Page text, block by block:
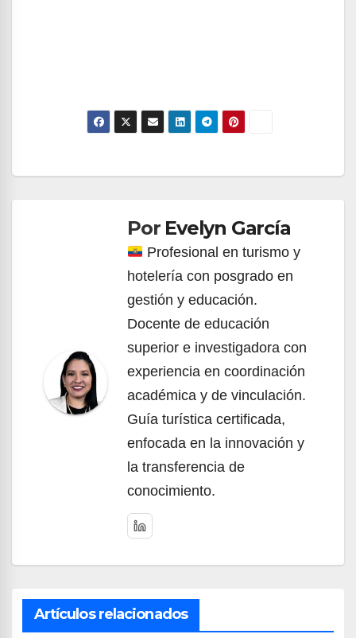
Navegación
entradasPor Evelyn García
Profesional en turismo y
hotelería con posgrado en
gestión y educación.
Docente de educación
superior e investigadora con
experiencia en coordinación
académica y de vinculación.
Guía turística certificada,
enfocada en la innovación y
la transferencia de
conocimiento.
Artículos relacionados